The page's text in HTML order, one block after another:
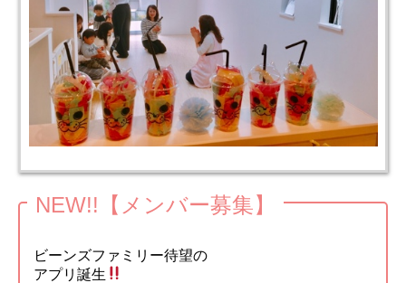
NEW!!【メンバー募集】
ビーンズファミリー待望の
アプリ誕生